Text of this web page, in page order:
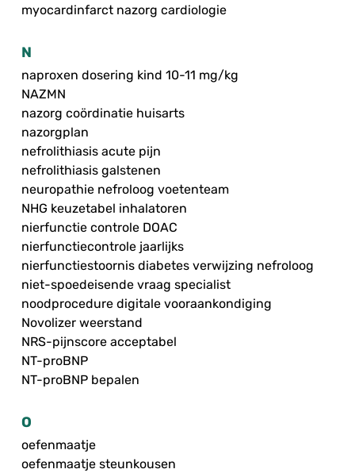
myocardinfarct nazorg cardiologie
N
naproxen dosering kind 10-11 mg/kg
NAZMN
nazorg coördinatie huisarts
nazorgplan
nefrolithiasis acute pijn
nefrolithiasis galstenen
neuropathie nefroloog voetenteam
NHG keuzetabel inhalatoren
nierfunctie controle DOAC
nierfunctiecontrole jaarlijks
nierfunctiestoornis diabetes verwijzing nefroloog
niet-spoedeisende vraag specialist
noodprocedure digitale vooraankondiging
Novolizer weerstand
NRS-pijnscore acceptabel
NT-proBNP
NT-proBNP bepalen
O
oefenmaatje
oefenmaatje steunkousen